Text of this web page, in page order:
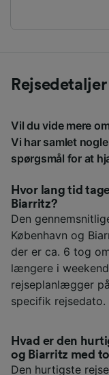
Rejsedetaljer
Vil du vide mere
Vi har samlet
spørgsmål for at
Hvor lang tid
Biarritz?
Den
København og
der er ca. 6 tog
længere i
rejseplanlægger
specifik rejsedato.
Hvad er den
og Biarritz med
Den hurtigste